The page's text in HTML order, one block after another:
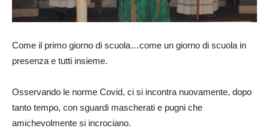
Come il primo giorno di scuola…come un giorno di scuola in
presenza e tutti insieme.
Osservando le norme Covid, ci si incontra nuovamente, dopo
tanto tempo, con sguardi mascherati e pugni che
amichevolmente si incrociano.